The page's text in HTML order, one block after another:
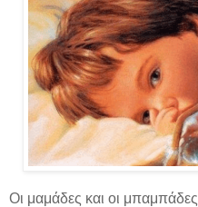
Οι μαμάδες και οι μπαμπάδες